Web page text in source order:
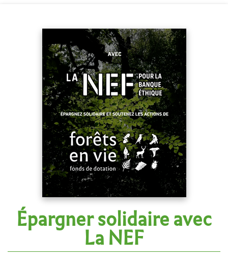
Épargner solidaire avec
La NEF